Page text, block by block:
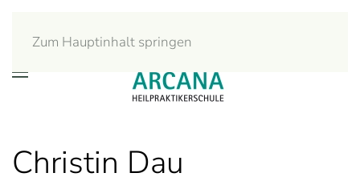
Zum Hauptinhalt springen
Christin Dau